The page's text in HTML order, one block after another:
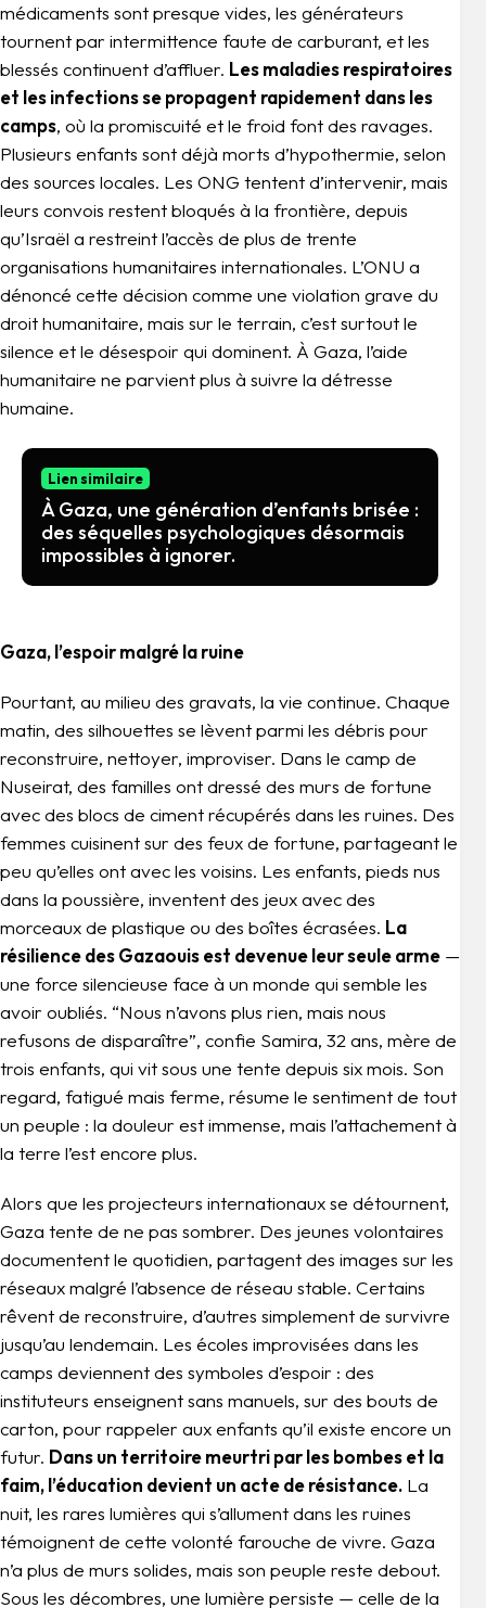
médicaments sont presque vides, les générateurs
tournent par intermittence faute de carburant, et les
blessés continuent d’affluer. Les maladies respiratoires
et les infections se propagent rapidement dans les
camps, où la promiscuité et le froid font des ravages.
Plusieurs enfants sont déjà morts d’hypothermie, selon
des sources locales. Les ONG tentent d’intervenir, mais
leurs convois restent bloqués à la frontière, depuis
qu’Israël a restreint l’accès de plus de trente
organisations humanitaires internationales. L’ONU a
dénoncé cette décision comme une violation grave du
droit humanitaire, mais sur le terrain, c’est surtout le
silence et le désespoir qui dominent. À Gaza, l’aide
humanitaire ne parvient plus à suivre la détresse
humaine.
Lien similaire
À Gaza, une génération d’enfants brisée :
des séquelles psychologiques désormais
impossibles à ignorer.
Gaza, l’espoir malgré la ruine
Pourtant, au milieu des gravats, la vie continue. Chaque
matin, des silhouettes se lèvent parmi les débris pour
reconstruire, nettoyer, improviser. Dans le camp de
Nuseirat, des familles ont dressé des murs de fortune
avec des blocs de ciment récupérés dans les ruines. Des
femmes cuisinent sur des feux de fortune, partageant le
peu qu’elles ont avec les voisins. Les enfants, pieds nus
dans la poussière, inventent des jeux avec des
morceaux de plastique ou des boîtes écrasées. La
résilience des Gazaouis est devenue leur seule arme —
une force silencieuse face à un monde qui semble les
avoir oubliés. “Nous n’avons plus rien, mais nous
refusons de disparaître”, confie Samira, 32 ans, mère de
trois enfants, qui vit sous une tente depuis six mois. Son
regard, fatigué mais ferme, résume le sentiment de tout
un peuple : la douleur est immense, mais l’attachement à
la terre l’est encore plus.
Alors que les projecteurs internationaux se détournent,
Gaza tente de ne pas sombrer. Des jeunes volontaires
documentent le quotidien, partagent des images sur les
réseaux malgré l’absence de réseau stable. Certains
rêvent de reconstruire, d’autres simplement de survivre
jusqu’au lendemain. Les écoles improvisées dans les
camps deviennent des symboles d’espoir : des
instituteurs enseignent sans manuels, sur des bouts de
carton, pour rappeler aux enfants qu’il existe encore un
futur. Dans un territoire meurtri par les bombes et la
faim, l’éducation devient un acte de résistance. La
nuit, les rares lumières qui s’allument dans les ruines
témoignent de cette volonté farouche de vivre. Gaza
n’a plus de murs solides, mais son peuple reste debout.
Sous les décombres, une lumière persiste — celle de la